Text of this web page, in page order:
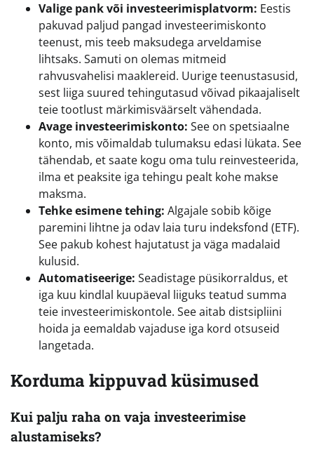
Valige pank või investeerimisplatvorm: Eestis
pakuvad paljud pangad investeerimiskonto
teenust, mis teeb maksudega arveldamise
lihtsaks. Samuti on olemas mitmeid
rahvusvahelisi maaklereid. Uurige teenustasusid,
sest liiga suured tehingutasud võivad pikaajaliselt
teie tootlust märkimisväärselt vähendada.
Avage investeerimiskonto: See on spetsiaalne
konto, mis võimaldab tulumaksu edasi lükata. See
tähendab, et saate kogu oma tulu reinvesteerida,
ilma et peaksite iga tehingu pealt kohe makse
maksma.
Tehke esimene tehing: Algajale sobib kõige
paremini lihtne ja odav laia turu indeksfond (ETF).
See pakub kohest hajutatust ja väga madalaid
kulusid.
Automatiseerige: Seadistage püsikorraldus, et
iga kuu kindlal kuupäeval liiguks teatud summa
teie investeerimiskontole. See aitab distsipliini
hoida ja eemaldab vajaduse iga kord otsuseid
langetada.
Korduma kippuvad küsimused
Kui palju raha on vaja investeerimise
alustamiseks?